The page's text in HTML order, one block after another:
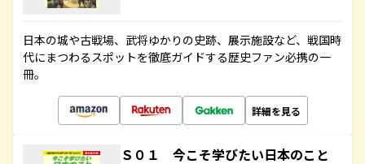
日本の城や古戦場、武将ゆかりの史跡、展示施設など、戦国時
代にまつわるスポットを徹底ガイドする歴史ファン必携の一
冊。
詳細を見る
Ｓ０１ 今こそ学びたい日本のこと